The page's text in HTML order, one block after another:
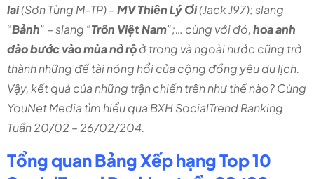
lai(Sơn Tùng M-TP) –MV Thiên Lý Ơi(Jack J97); slang
“Bảnh” – slang “Trôn Việt Nam”;… cùng với đó,hoa anh
đào bước vào mùa nở rộở trong và ngoài nước cũng trở
thành những đề tài nóng hổi của cộng đồng yêu du lịch.
Vậy, kết quả của những trận chiến trên như thế nào? Cùng
YouNet Media tìm hiểu qua BXH SocialTrend Ranking
Tuần 20/02 – 26/02/204.
Tổng quan Bảng Xếp hạng Top 10